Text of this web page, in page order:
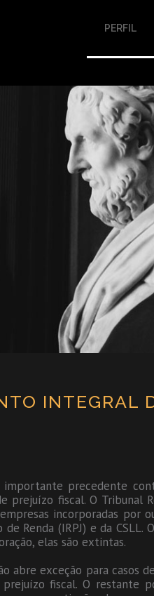
PERFIL
INTEGRAL
precedente
prejuízo fiscal. O Tribunal
incorporadas por
Renda (IRPJ) e da CSLL.
elas são extintas.
abre exceção para casos
fiscal. O restante